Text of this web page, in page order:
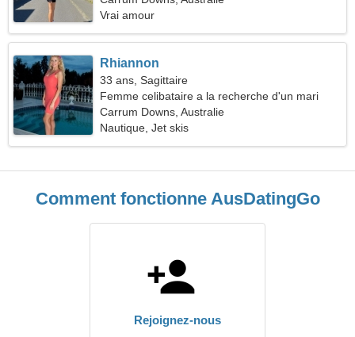
Vrai amour
Rhiannon
33 ans, Sagittaire
Femme celibataire a la recherche d'un mari
Carrum Downs, Australie
Nautique, Jet skis
Comment fonctionne AusDatingGo
Rejoignez-nous